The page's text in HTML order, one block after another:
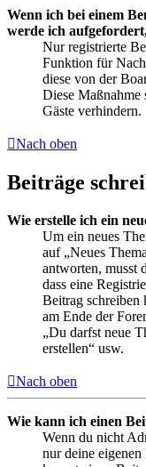
Wenn ich bei einem
werde ich
Nur registrierte
Funktion für
diese von der
Diese Maßnahme
Gäste verhindern.
Nach oben
Beiträge
Wie erstelle ich ein
Um ein neues
auf „Neues
antworten, musst
dass eine
Beitrag schreiben
am Ende der
„Du darfst neue
erstellen“ usw.
Nach oben
Wie kann ich einen
Wenn du nicht
nur deine